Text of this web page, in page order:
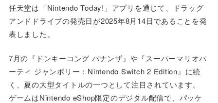
任天堂は「Nintendo Today!」アプリを通じて、ドラッグ
アンドドライブの発売日が2025年8月14日であることを発
表しました。
7月の『ドンキーコング バナンザ』や『スーパーマリオパ
ーティ ジャンボリー：Nintendo Switch 2 Edition』に続
く、夏の大型タイトルの一つとして注目されています。
ゲームはNintendo eShop限定のデジタル配信で、パッケ